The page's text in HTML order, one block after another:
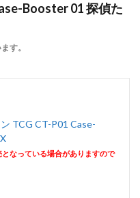
Booster 01 探偵た
す。
TCG CT-P01 Case-
なっている場合がありますので